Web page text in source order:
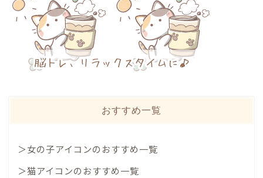
おすすめ一覧
＞女の子アイコンのおすすめ一覧
＞猫アイコンのおすすめ一覧